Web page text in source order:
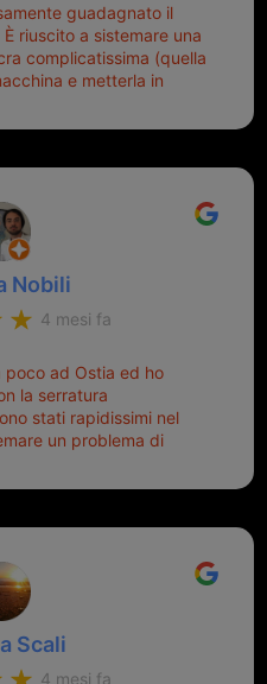
guadagnato il
riuscito a sistemare una
complicatissima (quella
e metterla in
passato mesi con le
fissata con un filo di
dal blocchetto e
nel quadro e
praticamente entrare e
al Lotto; ormai pensavo
ricomprarle alla
che la Ferramenta
fiammante chiave
la macchina è rimasta
salgo in macchina, il
perché non dover
bene la
duplicare una chiave
Nobili
4 mesi fa
poco ad Ostia ed ho
la serratura
stati rapidissimi nel
un problema di
esose. Competenti,
di questo tipo
Scali
4 mesi fa